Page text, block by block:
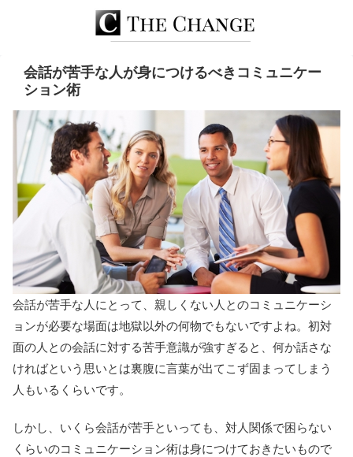
会話が苦手な人が身につけるべきコミュニケー
ション術
会話が苦手な人にとって、親しくない人とのコミュニケーシ
ョンが必要な場面は地獄以外の何物でもないですよね。初対
面の人との会話に対する苦手意識が強すぎると、何か話さな
ければという思いとは裏腹に言葉が出てこず固まってしまう
人もいるくらいです。
しかし、いくら会話が苦手といっても、対人関係で困らない
くらいのコミュニケーション術は身につけておきたいもので